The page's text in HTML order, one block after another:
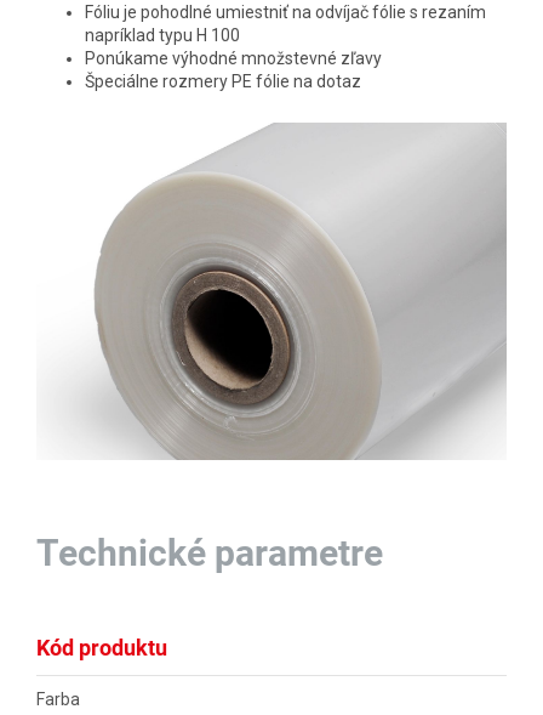
Fóliu je pohodlné umiestniť na odvíjač fólie s rezaním
napríklad typu H 100
Ponúkame výhodné množstevné zľavy
Špeciálne rozmery PE fólie na dotaz
Technické parametre
Kód produktu
Farba